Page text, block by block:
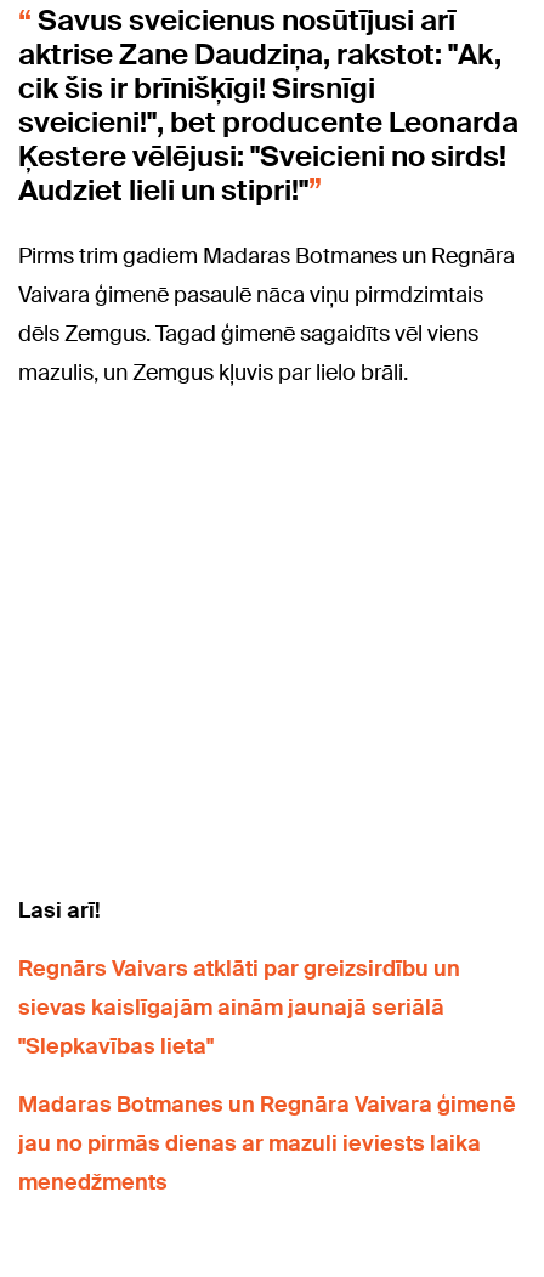
Savus sveicienus nosūtījusi arī
aktrise Zane Daudziņa, rakstot: "Ak,
cik šis ir brīnišķīgi! Sirsnīgi
sveicieni!", bet producente Leonarda
Ķestere vēlējusi: "Sveicieni no sirds!
Audziet lieli un stipri!"
Pirms trim gadiem Madaras Botmanes un Regnāra
Vaivara ģimenē pasaulē nāca viņu pirmdzimtais
dēls Zemgus. Tagad ģimenē sagaidīts vēl viens
mazulis, un Zemgus kļuvis par lielo brāli.
Lasi arī!
Regnārs Vaivars atklāti par greizsirdību un
sievas kaislīgajām ainām jaunajā seriālā
"Slepkavības lieta"
Madaras Botmanes un Regnāra Vaivara ģimenē
jau no pirmās dienas ar mazuli ieviests laika
menedžments